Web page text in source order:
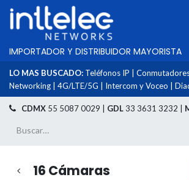
IMPORTADOR Y DISTRIBUIDOR MAYORISTA
LO MAS BUSCADO: Teléfonos IP
Networking
4G/LTE/5G Intercom y Voceo
CDMX 55 5087 0029 | GDL33 3631 3232 |
16 Cámaras